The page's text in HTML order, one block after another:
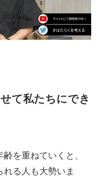
て私たちにでき
を重ねていくと、
る人も大勢いま